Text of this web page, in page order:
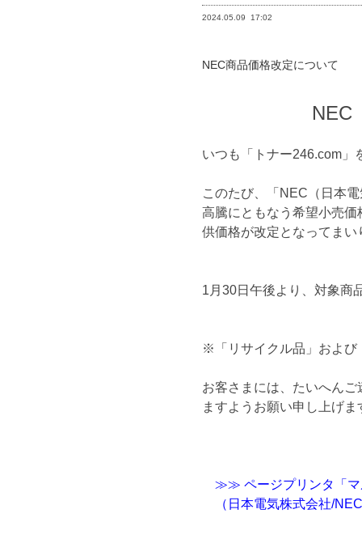
2024.05.09 17:02
NEC商品価格改定について
NEC
いつも「トナー246.com」
このたび、「NEC（日本
高騰にともなう希望小売
供価格が改定となってまい
1月30日午後より、対象商
※「リサイクル品」および
お客さまには、たいへん
ますようお願い申し上げま
≫≫ ページプリンタ「マ
（日本電気株式会社/